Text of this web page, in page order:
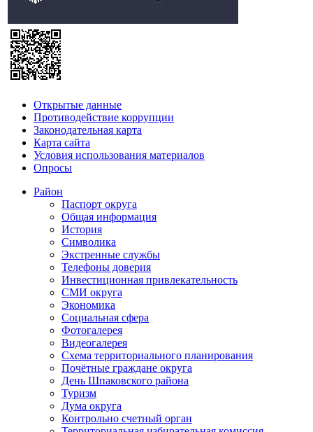
Открытые данные
Противодействие коррупции
Законодательная карта
Карта сайта
Условия использования материалов
Опросы
Район
Паспорт округа
Общая информация
История
Символика
Экстренные службы
Телефоны доверия
Инвестиционная привлекательность
СМИ округа
Экономика
Социальная сфера
Фотогалерея
Видеогалерея
Схема территориального планирования
Почётные граждане округа
День Шпаковского района
Туризм
Дума округа
Контрольно счетный орган